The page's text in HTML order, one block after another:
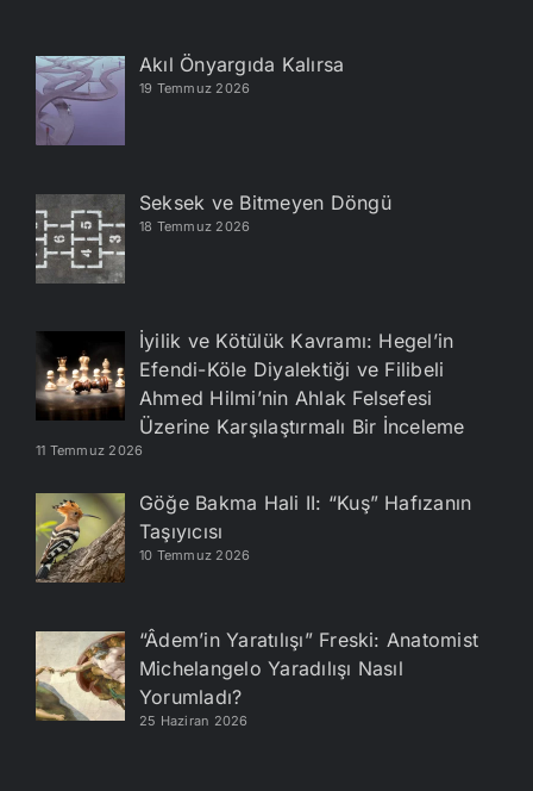
Akıl Önyargıda Kalırsa
19 Temmuz 2026
Seksek ve Bitmeyen Döngü
18 Temmuz 2026
İyilik ve Kötülük Kavramı: Hegel’in
Efendi-Köle Diyalektiği ve Filibeli
Ahmed Hilmi’nin Ahlak Felsefesi
Üzerine Karşılaştırmalı Bir İnceleme
11 Temmuz 2026
Göğe Bakma Hali II: “Kuş” Hafızanın
Taşıyıcısı
10 Temmuz 2026
“Âdem’in Yaratılışı” Freski: Anatomist
Michelangelo Yaradılışı Nasıl
Yorumladı?
25 Haziran 2026